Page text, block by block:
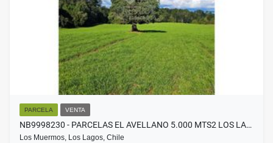
PARCELA VENTA
NB9998230 - PARCELAS EL AVELLANO 5.000 MTS2 LOS LA…
Los Muermos, Los Lagos, Chile